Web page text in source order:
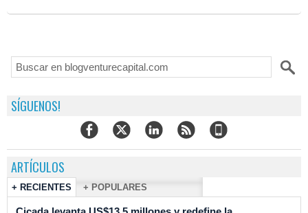
SÍGUENOS!
ARTÍCULOS
+ RECIENTES + POPULARES